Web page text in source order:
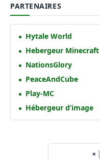
PARTENAIRES
Hytale World
Hebergeur Minecraft
NationsGlory
PeaceAndCube
Play-MC
Hébergeur d’image